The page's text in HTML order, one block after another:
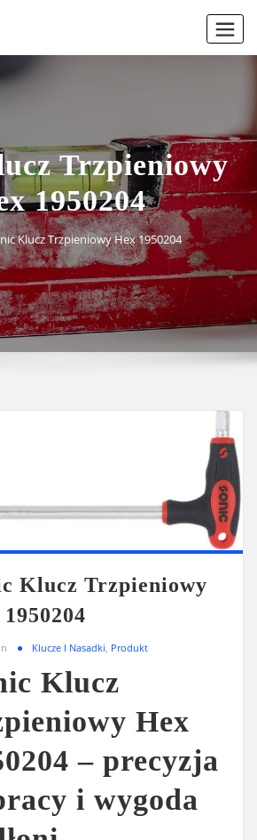
Trzpieniowy
1950204
Klucz Trzpieniowy Hex 1950204
Klucz Trzpieniowy
Klucze I Nasadki, Produkt
Klucz
Hex
– precyzja
i wygoda